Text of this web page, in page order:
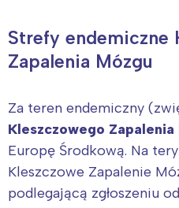
Strefy endemiczne
Zapalenia Mózgu
Za teren endemiczny
Kleszczowego Zapalenia
Europę Środkową. Na
Kleszczowe Zapalenie
podlegającą zgłoszeniu